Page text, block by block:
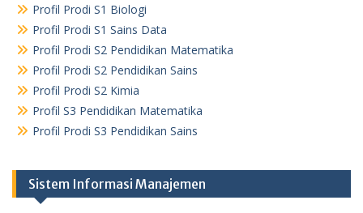
Profil Prodi S1 Biologi
Profil Prodi S1 Sains Data
Profil Prodi S2 Pendidikan Matematika
Profil Prodi S2 Pendidikan Sains
Profil Prodi S2 Kimia
Profil S3 Pendidikan Matematika
Profil Prodi S3 Pendidikan Sains
Sistem Informasi Manajemen